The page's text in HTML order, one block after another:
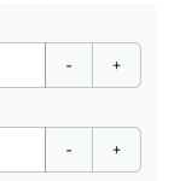
- +
- +